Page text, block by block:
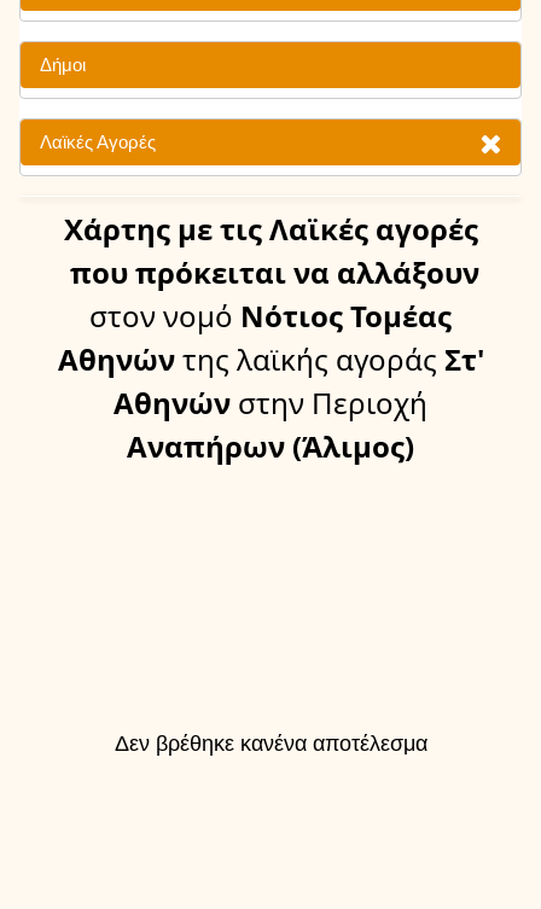
Δήμοι
Λαϊκές Αγορές
Χάρτης με τις Λαϊκές αγορές
που πρόκειται να αλλάξουν
στον νομό Νότιος Τομέας
Αθηνώντης λαϊκής αγοράς Στ'
Αθηνών στην Περιοχή
Αναπήρων (Άλιμος)
Δεν βρέθηκε κανένα αποτέλεσμα